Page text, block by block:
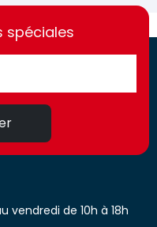
spéciales
vendredi de 10h à 18h